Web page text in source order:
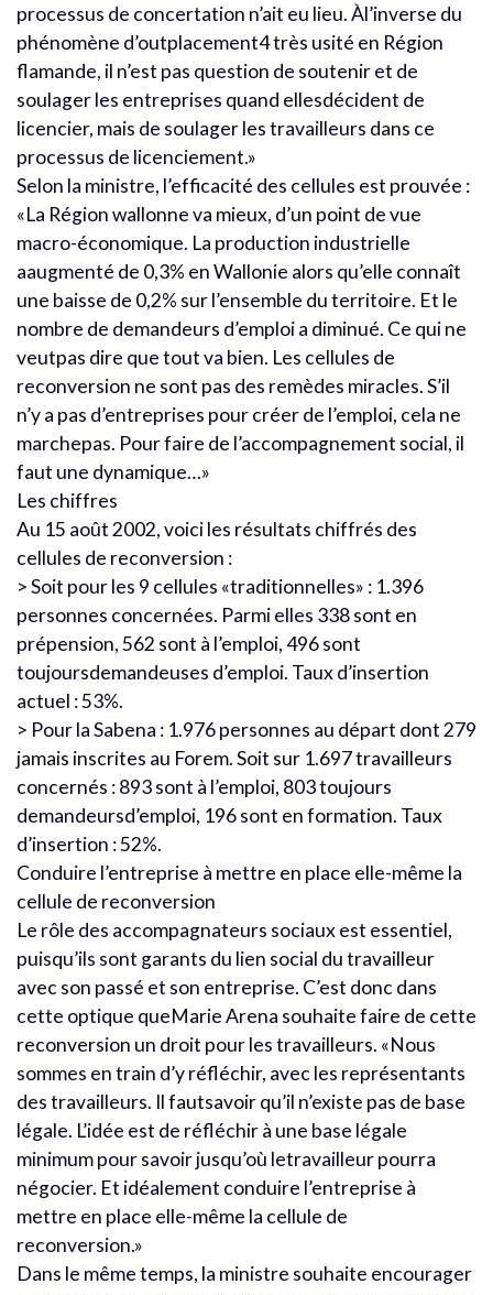
processus de concertation n’ait eu lieu. Àl’inverse du
phénomène d’outplacement4 très usité en Région
flamande, il n’est pas question de soutenir et de
soulager les entreprises quand ellesdécident de
licencier, mais de soulager les travailleurs dans ce
processus de licenciement.»
Selon la ministre, l’efficacité des cellules est prouvée :
«La Région wallonne va mieux, d’un point de vue
macro-économique. La production industrielle
aaugmenté de 0,3% en Wallonie alors qu’elle connaît
une baisse de 0,2% sur l’ensemble du territoire. Et le
nombre de demandeurs d’emploi a diminué. Ce qui ne
veutpas dire que tout va bien. Les cellules de
reconversion ne sont pas des remèdes miracles. S’il
n’y a pas d’entreprises pour créer de l’emploi, cela ne
marchepas. Pour faire de l’accompagnement social, il
faut une dynamique…»
Les chiffres
Au 15 août 2002, voici les résultats chiffrés des
cellules de reconversion :
> Soit pour les 9 cellules «traditionnelles» : 1.396
personnes concernées. Parmi elles 338 sont en
prépension, 562 sont à l’emploi, 496 sont
toujoursdemandeuses d’emploi. Taux d’insertion
actuel : 53%.
> Pour la Sabena : 1.976 personnes au départ dont 279
jamais inscrites au Forem. Soit sur 1.697 travailleurs
concernés : 893 sont à l’emploi, 803 toujours
demandeursd’emploi, 196 sont en formation. Taux
d’insertion : 52%.
Conduire l’entreprise à mettre en place elle-même la
cellule de reconversion
Le rôle des accompagnateurs sociaux est essentiel,
puisqu’ils sont garants du lien social du travailleur
avec son passé et son entreprise. C’est donc dans
cette optique queMarie Arena souhaite faire de cette
reconversion un droit pour les travailleurs. «Nous
sommes en train d’y réfléchir, avec les représentants
des travailleurs. Il fautsavoir qu’il n’existe pas de base
légale. L’idée est de réfléchir à une base légale
minimum pour savoir jusqu’où letravailleur pourra
négocier. Et idéalement conduire l’entreprise à
mettre en place elle-même la cellule de
reconversion.»
Dans le même temps, la ministre souhaite encourager